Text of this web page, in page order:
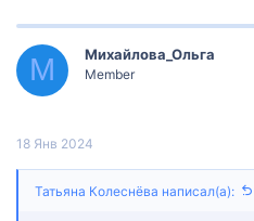
М Михайлова_Ольга
Member
18 Янв 2024
Татьяна Колеснёва написал(а):